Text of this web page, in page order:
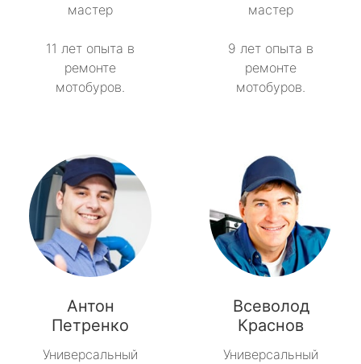
мастер
11 лет опыта в
ремонте
мотобуров.
мастер
9 лет опыта в
ремонте
мотобуров.
Антон
Петренко
Универсальный
Всеволод
Краснов
Универсальный